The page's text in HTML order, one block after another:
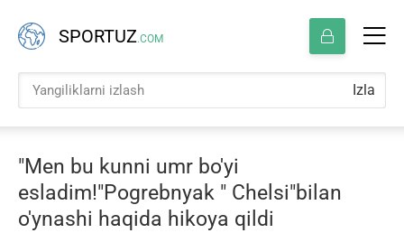
SPORTUZ.COM
Izla
"Men bu kunni umr bo'yi
esladim!"Pogrebnyak " Chelsi"bilan
o'ynashi haqida hikoya qildi